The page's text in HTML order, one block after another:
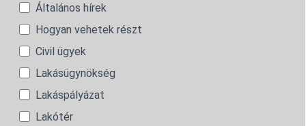
Általános hírek
Hogyan vehetek részt
Civil ügyek
Lakásügynökség
Lakáspályázat
Lakótér